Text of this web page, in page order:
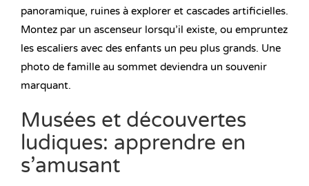
panoramique, ruines à explorer et cascades artificielles.
Montez par un ascenseur lorsqu’il existe, ou empruntez
les escaliers avec des enfants un peu plus grands. Une
photo de famille au sommet deviendra un souvenir
marquant.
Musées et découvertes
ludiques: apprendre en
s’amusant